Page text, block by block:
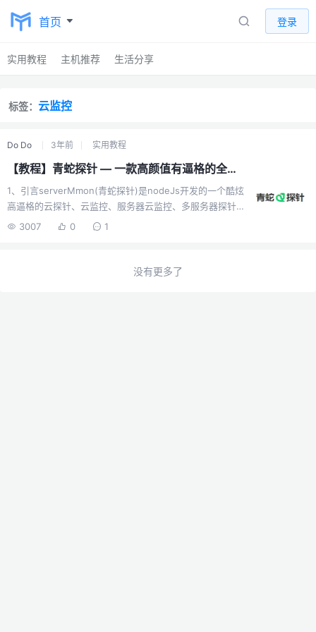
首页 登录
实用教程 主机推荐 生活分享
标签： 云监控
Do Do 3年前 实用教程
【教程】青蛇探针 — 一款高颜值有逼格的全能探针安装教程
1、引言serverMmon(青蛇探针)是nodeJs开发的一个酷炫
高逼格的云探针、云监控、服务器云监控、多服务器探针
~。项目地址：
http://106.126.11.114:5999/admin在线SSH演示：
3007 0 1
没有更多了